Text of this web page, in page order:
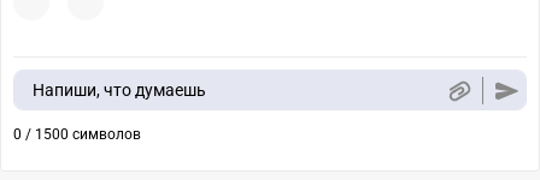
Напиши, что думаешь
0 / 1500 символов